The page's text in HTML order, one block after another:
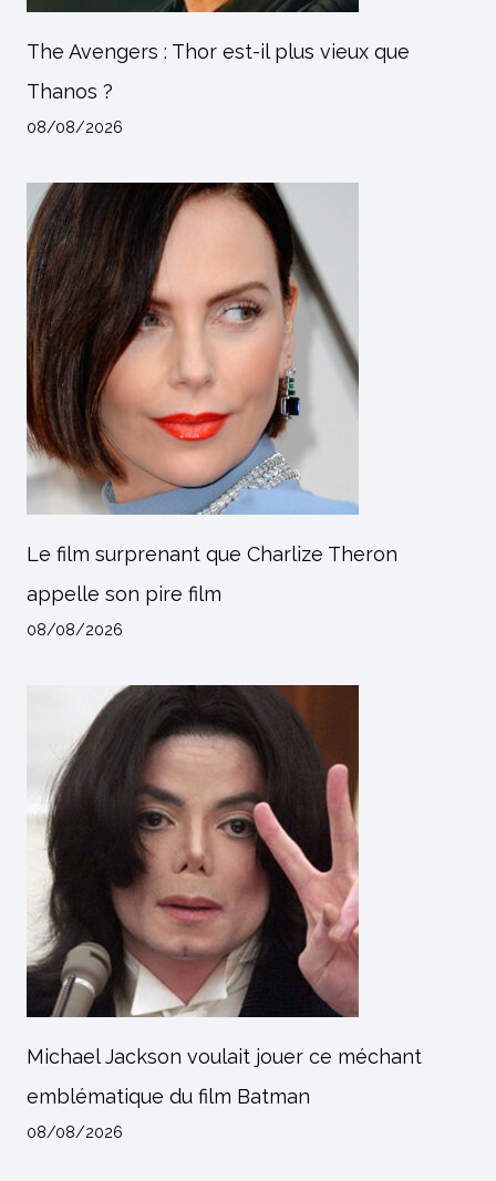
The Avengers : Thor est-il plus vieux que
Thanos ?
08/08/2026
Le film surprenant que Charlize Theron
appelle son pire film
08/08/2026
Michael Jackson voulait jouer ce méchant
emblématique du film Batman
08/08/2026